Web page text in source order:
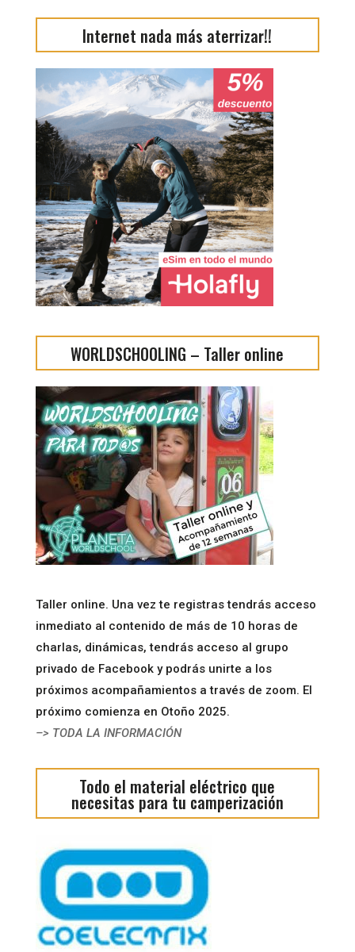
Internet nada más aterrizar!!
WORLDSCHOOLING – Taller online
Taller online. Una vez te registras tendrás acceso
inmediato al contenido de más de 10 horas de
charlas, dinámicas, tendrás acceso al grupo
privado de Facebook y podrás unirte a los
próximos acompañamientos a través de zoom. El
próximo comienza en Otoño 2025.
–> TODA LA INFORMACIÓN
Todo el material eléctrico que
necesitas para tu camperización